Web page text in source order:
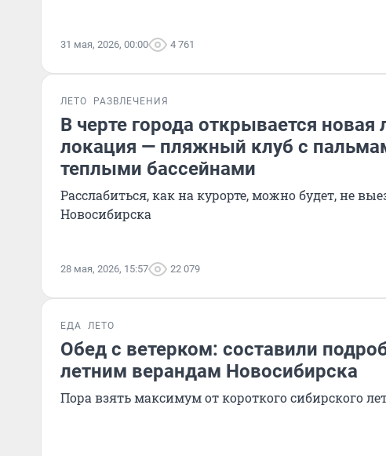
31 мая, 2026, 00:00 4 761
ЛЕТО РАЗВЛЕЧЕНИЯ
В черте города открывается новая
локация — пляжный клуб с
теплыми бассейнами
Расслабиться, как на курорте, можно будет, не
Новосибирска
28 мая, 2026, 15:57 22 079
ЕДА ЛЕТО
Обед с ветерком: составили
летним верандам Новосибирска
Пора взять максимум от короткого сибирского